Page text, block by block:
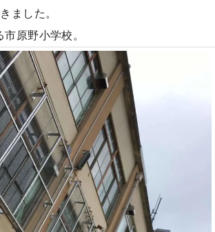
ました。
原野小学校。